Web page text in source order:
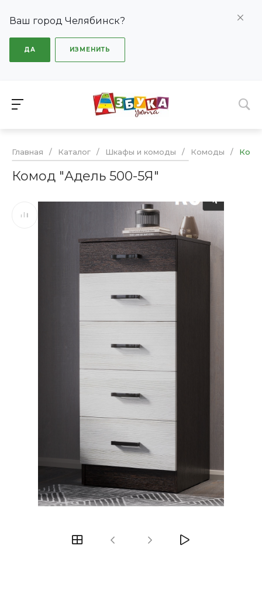
Ваш город Челябинск?
ДА ИЗМЕНИТЬ
Главная / Каталог / Шкафы и комоды / Комоды /
Комод "Адель 500-5Я"